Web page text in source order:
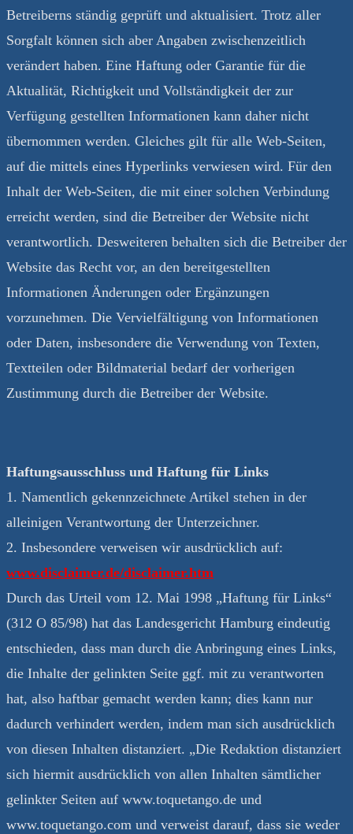
Betreiberns ständig geprüft und aktualisiert. Trotz aller
Sorgfalt können sich aber Angaben zwischenzeitlich
verändert haben. Eine Haftung oder Garantie für die
Aktualität, Richtigkeit und Vollständigkeit der zur
Verfügung gestellten Informationen kann daher nicht
übernommen werden. Gleiches gilt für alle Web-Seiten,
auf die mittels eines Hyperlinks verwiesen wird. Für den
Inhalt der Web-Seiten, die mit einer solchen Verbindung
erreicht werden, sind die Betreiber der Website nicht
verantwortlich. Desweiteren behalten sich die Betreiber der
Website das Recht vor, an den bereitgestellten
Informationen Änderungen oder Ergänzungen
vorzunehmen. Die Vervielfältigung von Informationen
oder Daten, insbesondere die Verwendung von Texten,
Textteilen oder Bildmaterial bedarf der vorherigen
Zustimmung durch die Betreiber der Website.
Haftungsausschluss und Haftung für Links
1. Namentlich gekennzeichnete Artikel stehen in der
alleinigen Verantwortung der Unterzeichner.
2. Insbesondere verweisen wir ausdrücklich auf:
www.disclaimer.de/disclaimer.htm
Durch das Urteil vom 12. Mai 1998 „Haftung für Links“
(312 O 85/98) hat das Landesgericht Hamburg eindeutig
entschieden, dass man durch die Anbringung eines Links,
die Inhalte der gelinkten Seite ggf. mit zu verantworten
hat, also haftbar gemacht werden kann; dies kann nur
dadurch verhindert werden, indem man sich ausdrücklich
von diesen Inhalten distanziert. „Die Redaktion distanziert
sich hiermit ausdrücklich von allen Inhalten sämtlicher
gelinkter Seiten auf www.toquetango.de und
www.toquetango.com und verweist darauf, dass sie weder